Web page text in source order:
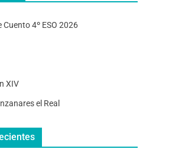
4º ESO 2026
XIV
el Real